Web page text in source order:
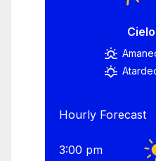
Hourly Forecast
3:00 pm